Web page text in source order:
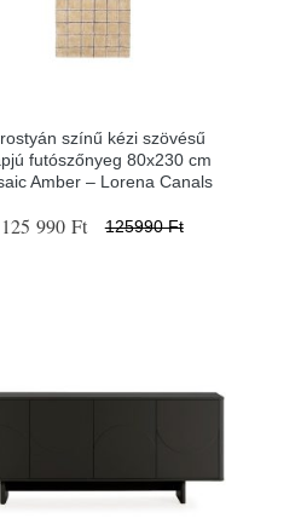
színű kézi szövésű
futószőnyeg 80x230 cm
Amber – Lorena Canals
125 990 Ft 125990 Ft